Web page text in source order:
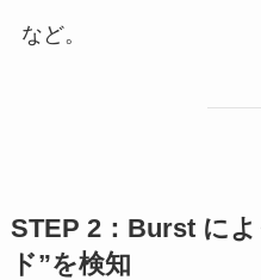
など。
STEP 2：Burst に
ド”を検知